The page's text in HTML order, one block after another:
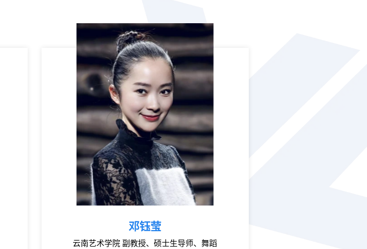
邓钰莹
云南艺术学院 副教授、硕士生导师、舞蹈